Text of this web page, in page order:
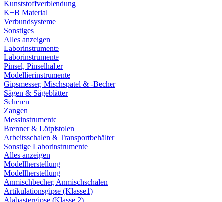
Kunststoffverblendung
K+B Material
Verbundsysteme
Sonstiges
Alles anzeigen
Laborinstrumente
Laborinstrumente
Pinsel, Pinselhalter
Modellierinstrumente
Gipsmesser, Mischspatel & -Becher
Sägen & Sägeblätter
Scheren
Zangen
Messinstrumente
Brenner & Lötpistolen
Arbeitsschalen & Transportbehälter
Sonstige Laborinstrumente
Alles anzeigen
Modellherstellung
Modellherstellung
Anmischbecher, Anmischschalen
Artikulationsgipse (Klasse1)
Alabastergipse (Klasse 2)